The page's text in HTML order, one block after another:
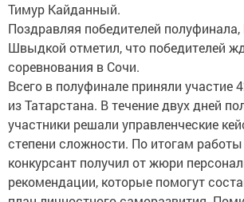
Тимур Кайданный.
Поздравляя победителей
Швыдкой отметил, что победителей
соревнования в Сочи.
Всего в полуфинале приняли участие
из Татарстана. В течение двух дней
участники решали управленческие
степени сложности. По итогам
конкурсант получил от жюри
рекомендации, которые помогут